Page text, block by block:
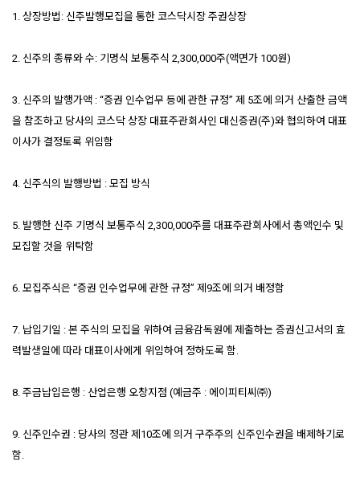
1. 상장방법: 신주발행모집을 통한 코스닥시장 주권상장
2. 신주의 종류와 수: 기명식 보통주식 2,300,000주(액면가 100원)
3. 신주의 발행가액 : “증권 인수업무 등에 관한 규정” 제 5조에 의거 산출한 금액
을 참조하고 당사의 코스닥 상장 대표주관회사인 대신증권(주)와 협의하여 대표
이사가 결정토록 위임함
4. 신주식의 발행방법 : 모집 방식
5. 발행한 신주 기명식 보통주식 2,300,000주를 대표주관회사에서 총액인수 및
모집할 것을 위탁함
6. 모집주식은 “증권 인수업무에 관한 규정” 제9조에 의거 배정함
7. 납입기일 : 본 주식의 모집을 위하여 금융감독원에 제출하는 증권신고서의 효
력발생일에 따라 대표이사에게 위임하여 정하도록 함.
8. 주금납입은행 : 산업은행 오창지점 (예금주 : 에이피티씨㈜)
9. 신주인수권 : 당사의 정관 제10조에 의거 구주주의 신주인수권을 배제하기로
함.